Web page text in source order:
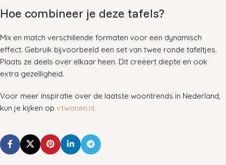
Hoe combineer je deze tafels?
Mix en match verschillende formaten voor een dynamisch
effect. Gebruik bijvoorbeeld een set van twee ronde tafeltjes.
Plaats ze deels over elkaar heen. Dit creëert diepte en ook
extra gezelligheid.
Voor meer inspiratie over de laatste woontrends in Nederland,
kun je kijken op vtwonen.nl.